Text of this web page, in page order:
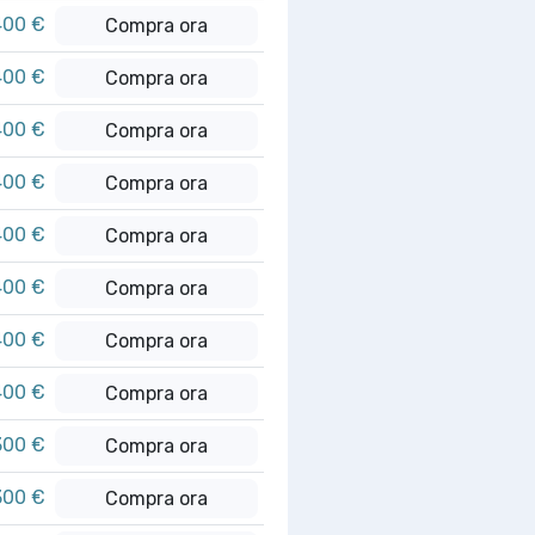
€ Compra ora
€ Compra ora
€ Compra ora
€ Compra ora
€ Compra ora
€ Compra ora
€ Compra ora
€ Compra ora
€ Compra ora
€ Compra ora